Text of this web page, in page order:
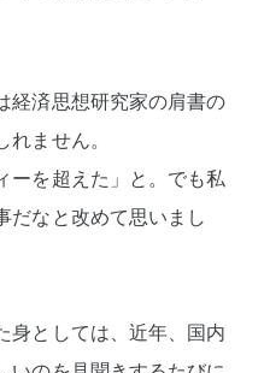
経済思想研究家の肩書の
ません。
ーを超えた」と。でも私
だなと改めて思いまし
身としては、近年、国内